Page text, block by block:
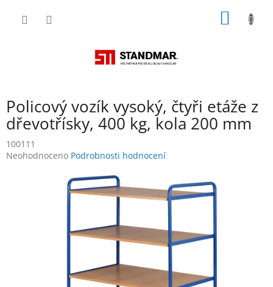
Policový vozík vysoký, čtyři etáže z
dřevotřísky, 400 kg, kola 200 mm
100111
Průměrné
Neohodnoceno Podrobnosti hodnocení